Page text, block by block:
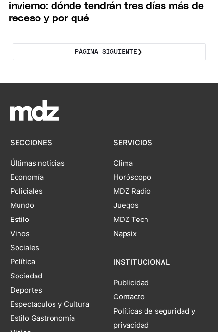
invierno: dónde tendrán tres días más de
receso y por qué
PÁGINA SIGUIENTE
SECCIONES
Últimas noticias
Economía
Policiales
Mundo
Estilo
Vinos
Sociales
Política
Sociedad
Deportes
Espectáculos y Cultura
Estilo Gastronomía
SERVICIOS
Clima
Horóscopo
MDZ Radio
Juegos
MDZ Tech
Napsix
INSTITUCIONAL
Publicidad
Contacto
Políticas de seguridad y
privacidad